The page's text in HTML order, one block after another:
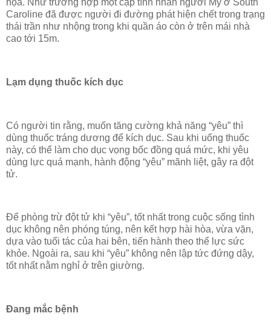
họa. Như trường hợp một cặp tình nhân người Mỹ ở South
Caroline đã được người đi đường phát hiện chết trong trạng
thái trần như nhộng trong khi quần áo còn ở trên mái nhà
cao tới 15m.
Lạm dụng thuốc kích dục
Có người tin rằng, muốn tăng cường khả năng “yêu” thì
dùng thuốc tráng dương để kích dục. Sau khi uống thuốc
này, có thể làm cho dục vọng bốc đồng quá mức, khi yêu
dùng lực quá mạnh, hành động “yêu” mãnh liệt, gây ra đột
tử.
Để phòng trừ đột tử khi “yêu”, tốt nhất trong cuộc sống tình
dục không nên phóng túng, nên kết hợp hài hòa, vừa vặn,
dựa vào tuổi tác của hai bên, tiến hành theo thể lực sức
khỏe. Ngoài ra, sau khi “yêu” không nên lập tức đứng dậy,
tốt nhất nằm nghỉ ở trên giường.
Đang mắc bệnh